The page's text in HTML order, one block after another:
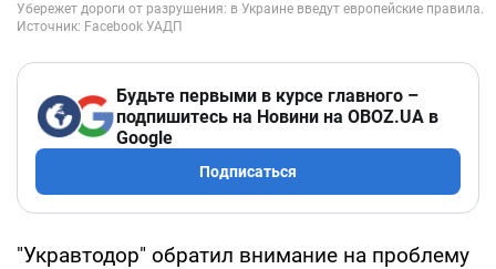
Будьте первыми в курсе главного –
подпишитесь на Новини на OBOZ.UA в
Google
Подписаться
"Укравтодор" обратил внимание на проблему